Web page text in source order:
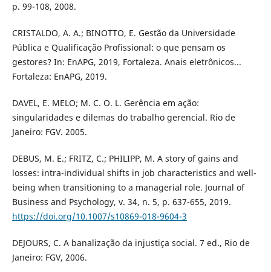
p. 99-108, 2008.
CRISTALDO, A. A.; BINOTTO, E. Gestão da Universidade
Pública e Qualificação Profissional: o que pensam os
gestores? In: EnAPG, 2019, Fortaleza. Anais eletrônicos...
Fortaleza: EnAPG, 2019.
DAVEL, E. MELO; M. C. O. L. Gerência em ação:
singularidades e dilemas do trabalho gerencial. Rio de
Janeiro: FGV. 2005.
DEBUS, M. E.; FRITZ, C.; PHILIPP, M. A story of gains and
losses: intra-individual shifts in job characteristics and well-
being when transitioning to a managerial role. Journal of
Business and Psychology, v. 34, n. 5, p. 637-655, 2019.
https://doi.org/10.1007/s10869-018-9604-3
DEJOURS, C. A banalização da injustiça social. 7 ed., Rio de
Janeiro: FGV, 2006.